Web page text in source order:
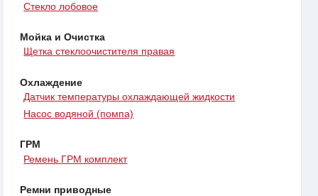
Стекло лобовое
Мойка и Очистка
Щетка стеклоочистителя правая
Охлаждение
Датчик температуры охлаждающей жидкости
Насос водяной (помпа)
ГРМ
Ремень ГРМ комплект
Ремни приводные